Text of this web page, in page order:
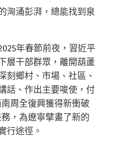
洶涌彭湃，總能找到泉
年春節前夜，習近平
層干部群眾，離開葫蘆
刻鄉村、市場、社區、
話、作出主要唆使，付
周全復興獲得新衝破
，為遼寧擘畫了新的
行途徑。